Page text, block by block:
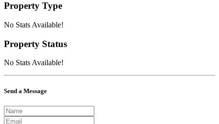
Property Type
No Stats Available!
Property Status
No Stats Available!
Send a Message